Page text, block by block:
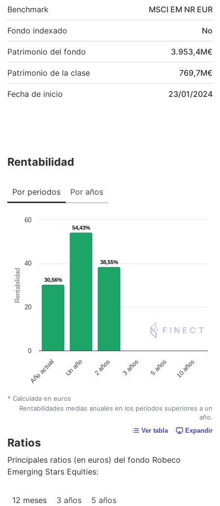
Benchmark MSCI EM NR EUR
Fondo indexado No
Patrimonio del fondo 3.953,4M€
Patrimonio de la clase 769,7M€
Fecha de inicio 23/01/2024
Rentabilidad
Por periodos Por años
Rentabilidad 30,56%
30,56%
54,43%
54,43%
38,55%
38,55%
Año actual Un año 2 años 3 años 5 años 10 años
0
20
40
60
* Calculada en euros
Rentabilidades medias anuales en los periodos superiores a un
año.
Ver tabla Expandir
Ratios
Principales ratios (en euros) del fondo Robeco
Emerging Stars Equities:
12 meses 3 años 5 años